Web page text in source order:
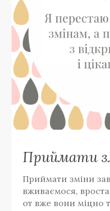
Приймати
Приймати зміни
вживаємося,
от вже вони міцно